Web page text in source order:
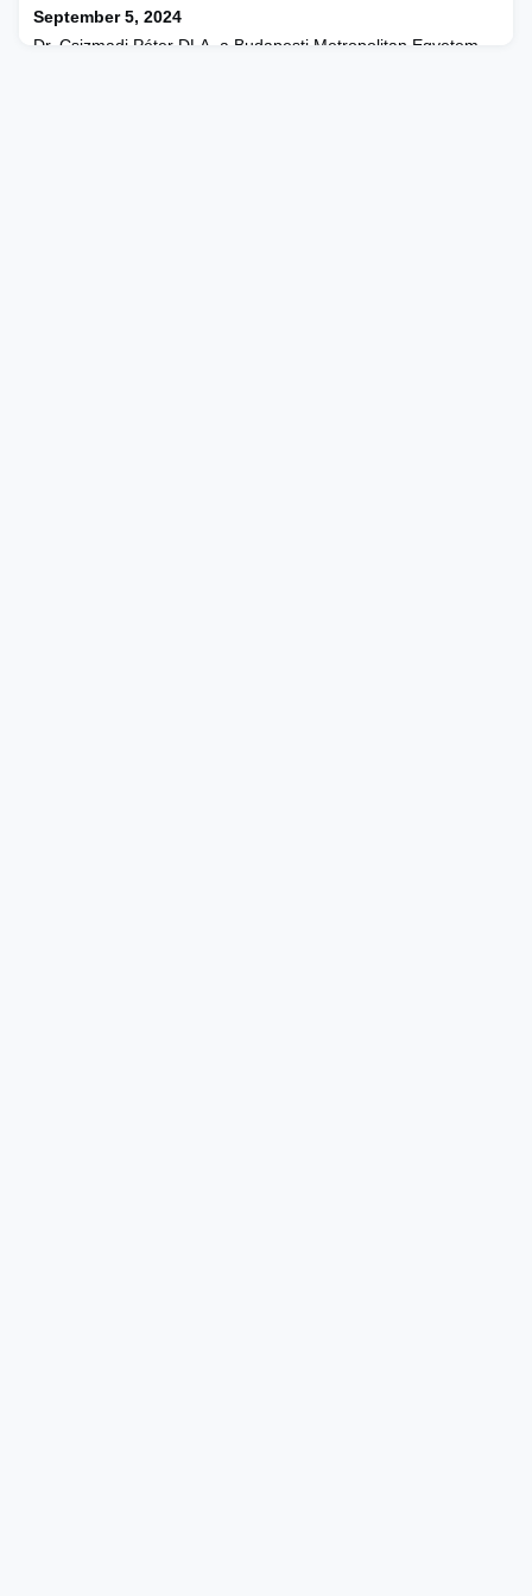
September 5, 2024
Dr. Csizmadi Péter DLA, a Budapesti Metropolitan Egyetem